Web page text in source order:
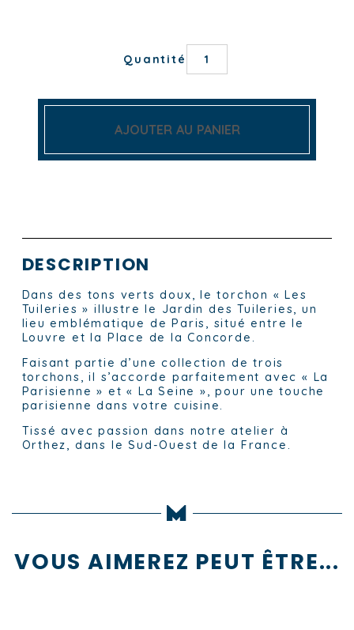
Quantité
TORCHON
TUILERIES
AJOUTER AU PANIER
DESCRIPTION
Dans des tons verts doux, le torchon « Les
Tuileries » illustre le Jardin des Tuileries, un
lieu emblématique de Paris, situé entre le
Louvre et la Place de la Concorde.
Faisant partie d’une collection de trois
torchons, il s’accorde parfaitement avec « La
Parisienne » et « La Seine », pour une touche
parisienne dans votre cuisine.
Tissé avec passion dans notre atelier à
Orthez, dans le Sud-Ouest de la France.
VOUS AIMEREZ PEUT ÊTRE...